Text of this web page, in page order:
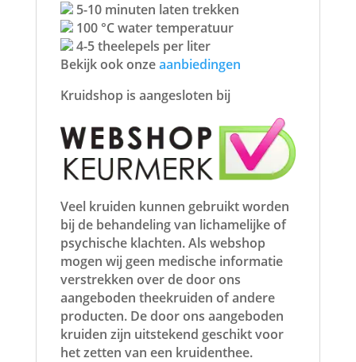
5-10 minuten laten trekken
100 °C water temperatuur
4-5 theelepels per liter
Bekijk ook onzeaanbiedingen
Kruidshop is aangesloten bij
Veel kruiden kunnen gebruikt worden
bij de behandeling van lichamelijke of
psychische klachten. Als webshop
mogen wij geen medische informatie
verstrekken over de door ons
aangeboden theekruiden of andere
producten. De door ons aangeboden
kruiden zijn uitstekend geschikt voor
het zetten van een kruidenthee.